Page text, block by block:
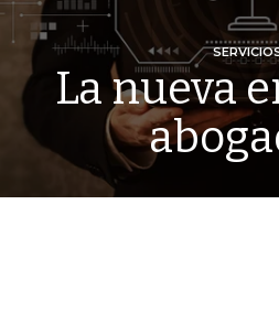
La nueva